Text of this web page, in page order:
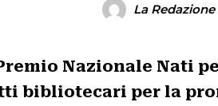
La Redazione
Nazionale Nati
bibliotecari per la